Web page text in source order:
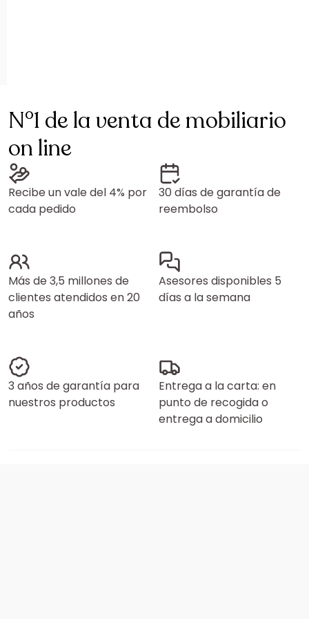
N°1 de la venta de mobiliario
on line
Recibe un vale del 4% por
cada pedido
30 días de garantía de
reembolso
Más de 3,5 millones de
clientes atendidos en 20
años
Asesores disponibles 5
días a la semana
3 años de garantía para
nuestros productos
Entrega a la carta: en
punto de recogida o
entrega a domicilio